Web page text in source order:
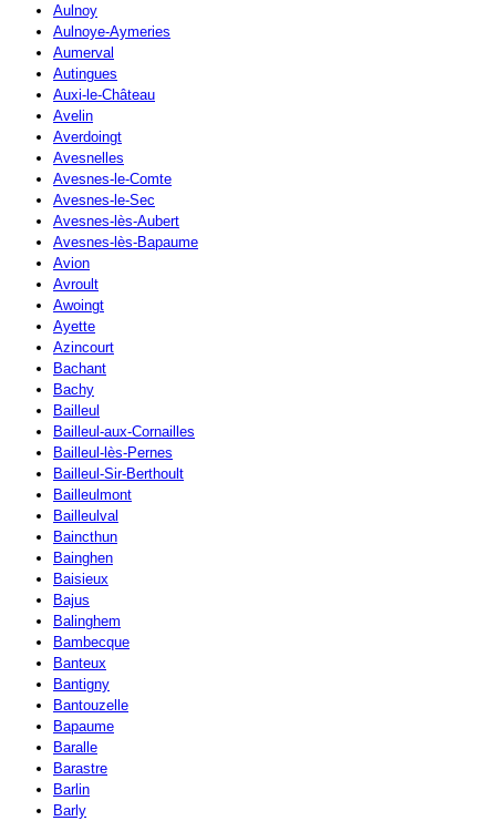
Aulnoy
Aulnoye-Aymeries
Aumerval
Autingues
Auxi-le-Château
Avelin
Averdoingt
Avesnelles
Avesnes-le-Comte
Avesnes-le-Sec
Avesnes-lès-Aubert
Avesnes-lès-Bapaume
Avion
Avroult
Awoingt
Ayette
Azincourt
Bachant
Bachy
Bailleul
Bailleul-aux-Cornailles
Bailleul-lès-Pernes
Bailleul-Sir-Berthoult
Bailleulmont
Bailleulval
Baincthun
Bainghen
Baisieux
Bajus
Balinghem
Bambecque
Banteux
Bantigny
Bantouzelle
Bapaume
Baralle
Barastre
Barlin
Barly